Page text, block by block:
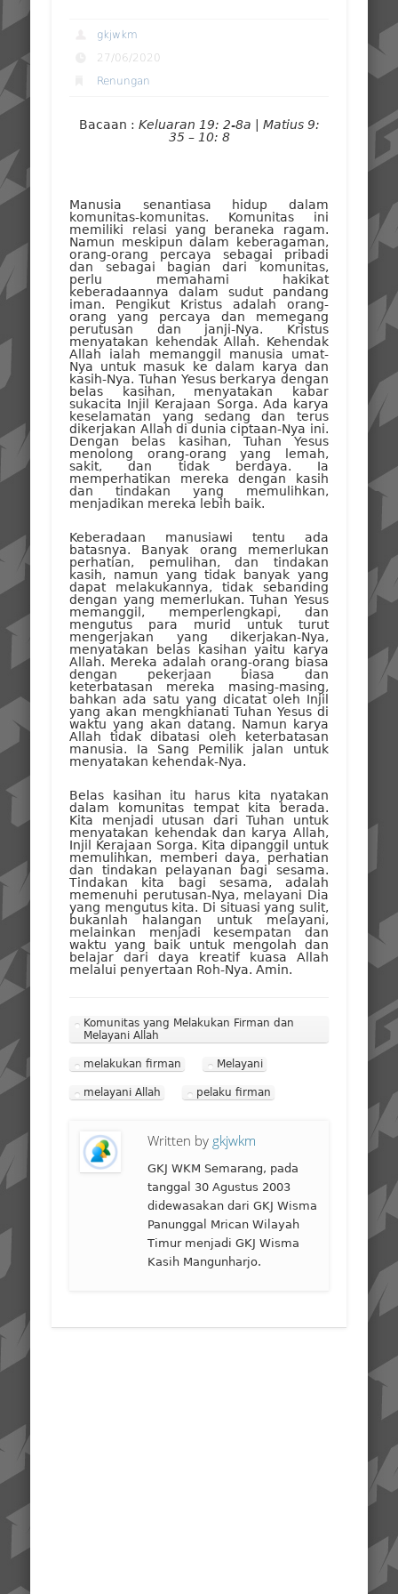
gkjwkm
27/06/2020
Renungan
Bacaan : Keluaran 19: 2-8a | Matius 9:
35 – 10: 8
Manusia senantiasa hidup dalam
komunitas-komunitas. Komunitas ini
memiliki relasi yang beraneka ragam.
Namun meskipun dalam keberagaman,
orang-orang percaya sebagai pribadi
dan sebagai bagian dari komunitas,
perlu memahami hakikat
keberadaannya dalam sudut pandang
iman. Pengikut Kristus adalah orang-
orang yang percaya dan memegang
perutusan dan janji-Nya. Kristus
menyatakan kehendak Allah. Kehendak
Allah ialah memanggil manusia umat-
Nya untuk masuk ke dalam karya dan
kasih-Nya. Tuhan Yesus berkarya dengan
belas kasihan, menyatakan kabar
sukacita Injil Kerajaan Sorga. Ada karya
keselamatan yang sedang dan terus
dikerjakan Allah di dunia ciptaan-Nya ini.
Dengan belas kasihan, Tuhan Yesus
menolong orang-orang yang lemah,
sakit, dan tidak berdaya. Ia
memperhatikan mereka dengan kasih
dan tindakan yang memulihkan,
menjadikan mereka lebih baik.
Keberadaan manusiawi tentu ada
batasnya. Banyak orang memerlukan
perhatian, pemulihan, dan tindakan
kasih, namun yang tidak banyak yang
dapat melakukannya, tidak sebanding
dengan yang memerlukan. Tuhan Yesus
memanggil, memperlengkapi, dan
mengutus para murid untuk turut
mengerjakan yang dikerjakan-Nya,
menyatakan belas kasihan yaitu karya
Allah. Mereka adalah orang-orang biasa
dengan pekerjaan biasa dan
keterbatasan mereka masing-masing,
bahkan ada satu yang dicatat oleh Injil
yang akan mengkhianati Tuhan Yesus di
waktu yang akan datang. Namun karya
Allah tidak dibatasi oleh keterbatasan
manusia. Ia Sang Pemilik jalan untuk
menyatakan kehendak-Nya.
Belas kasihan itu harus kita nyatakan
dalam komunitas tempat kita berada.
Kita menjadi utusan dari Tuhan untuk
menyatakan kehendak dan karya Allah,
Injil Kerajaan Sorga. Kita dipanggil untuk
memulihkan, memberi daya, perhatian
dan tindakan pelayanan bagi sesama.
Tindakan kita bagi sesama, adalah
memenuhi perutusan-Nya, melayani Dia
yang mengutus kita. Di situasi yang sulit,
bukanlah halangan untuk melayani,
melainkan menjadi kesempatan dan
waktu yang baik untuk mengolah dan
belajar dari daya kreatif kuasa Allah
melalui penyertaan Roh-Nya. Amin.
Komunitas yang Melakukan Firman dan
Melayani Allah
melakukan firman Melayani
melayani Allah pelaku firman
Written by gkjwkm
GKJ WKM Semarang, pada
tanggal 30 Agustus 2003
didewasakan dari GKJ Wisma
Panunggal Mrican Wilayah
Timur menjadi GKJ Wisma
Kasih Mangunharjo.